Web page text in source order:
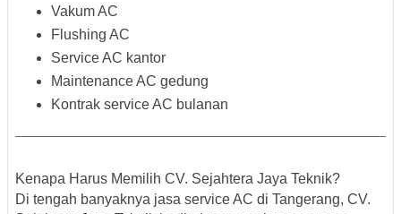
Vakum AC
Flushing AC
Service AC kantor
Maintenance AC gedung
Kontrak service AC bulanan
Kenapa Harus Memilih CV. Sejahtera Jaya Teknik?
Di tengah banyaknya jasa service AC di Tangerang, CV.